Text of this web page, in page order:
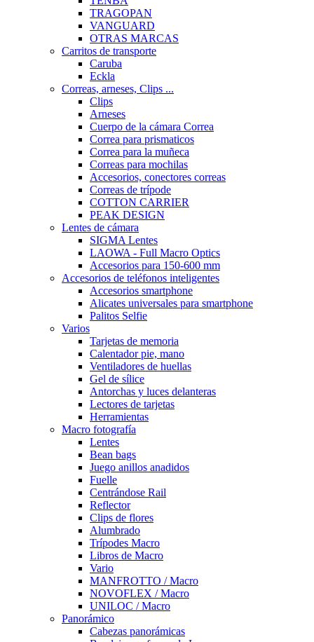
TRAGOPAN
VANGUARD
OTRAS MARCAS
Carritos de transporte
Caruba
Eckla
Correas, arneses, Clips ...
Clips
Arneses
Cuerpo de la cámara Correa
Correa para prismaticos
Correa para la muñeca
Correas para mochilas
Accesorios, conectores correas
Correas de trípode
COTTON CARRIER
PEAK DESIGN
Lentes de cámara
SIGMA Lentes
LAOWA - Full Macro Optics
Accesorios para 150-600 mm
Accesorios de teléfonos inteligentes
Accesorios smartphone
Alicates universales para smartphone
Palitos Selfie
Varios
Tarjetas de memoria
Calentador pie, mano
Ventiladores de huellas
Gel de sílice
Antorchas y luces delanteras
Lectores de tarjetas
Herramientas
Macro fotografía
Lentes
Bean bags
Juego anillos anadidos
Fuelle
Centrándose Rail
Reflector
Clips de flores
Alumbrado
Trípodes Macro
Libros de Macro
Vario
MANFROTTO / Macro
NOVOFLEX / Macro
UNILOC / Macro
Panorámico
Cabezas panorámicas